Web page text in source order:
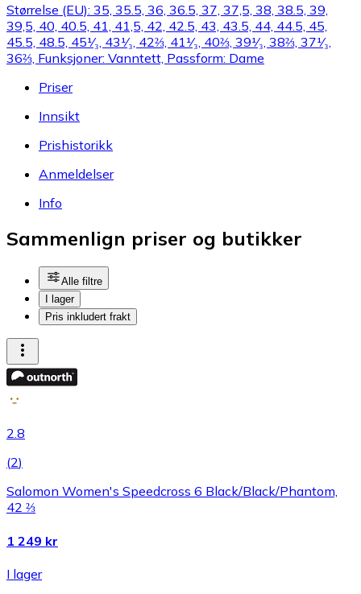
Størrelse (EU): 35, 35.5, 36, 36.5, 37, 37,5, 38, 38.5, 39,
39,5, 40, 40.5, 41, 41,5, 42, 42.5, 43, 43.5, 44, 44.5, 45,
45.5, 48.5, 45¹⁄₃, 43¹⁄₃, 42⅔, 41¹⁄₃, 40⅔, 39¹⁄₃, 38⅔, 37¹⁄₃,
36⅔, Funksjoner: Vanntett, Passform: Dame
Priser
Innsikt
Prishistorikk
Anmeldelser
Info
Sammenlign priser og butikker
Alle filtre
I lager
Pris inkludert frakt
2.8
(2)
Salomon Women's Speedcross 6 Black/Black/Phantom,
42 ⅔
1 249 kr
I lager